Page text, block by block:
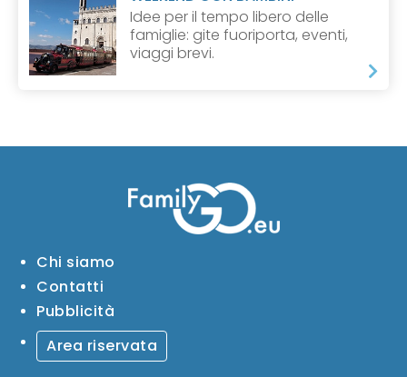
Idee per il tempo libero delle
famiglie: gite fuoriporta, eventi,
viaggi brevi.
Chi siamo
Contatti
Pubblicità
Area riservata